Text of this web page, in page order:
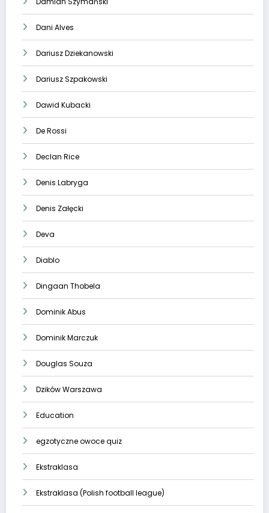
Dani Alves
Dariusz Dziekanowski
Dariusz Szpakowski
Dawid Kubacki
De Rossi
Declan Rice
Denis Labryga
Denis Załęcki
Deva
Diablo
Dingaan Thobela
Dominik Abus
Dominik Marczuk
Douglas Souza
Dzików Warszawa
Education
egzotyczne owoce quiz
Ekstraklasa
Ekstraklasa (Polish football league)